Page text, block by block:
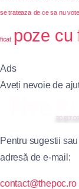
se trateaza de ce sa nu
ficat poze cu
Ads
Aveți nevoie de
Pentru sugestii
adresă de e-mail:
contact@thepoc.ro